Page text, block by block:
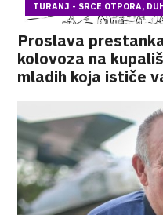
TURANJ - SRCE OTPORA,
Proslava
kolovoza na
mladih koja ističe